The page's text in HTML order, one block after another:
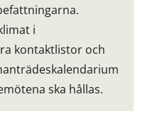
i
kontaktlistor och
ska hållas.